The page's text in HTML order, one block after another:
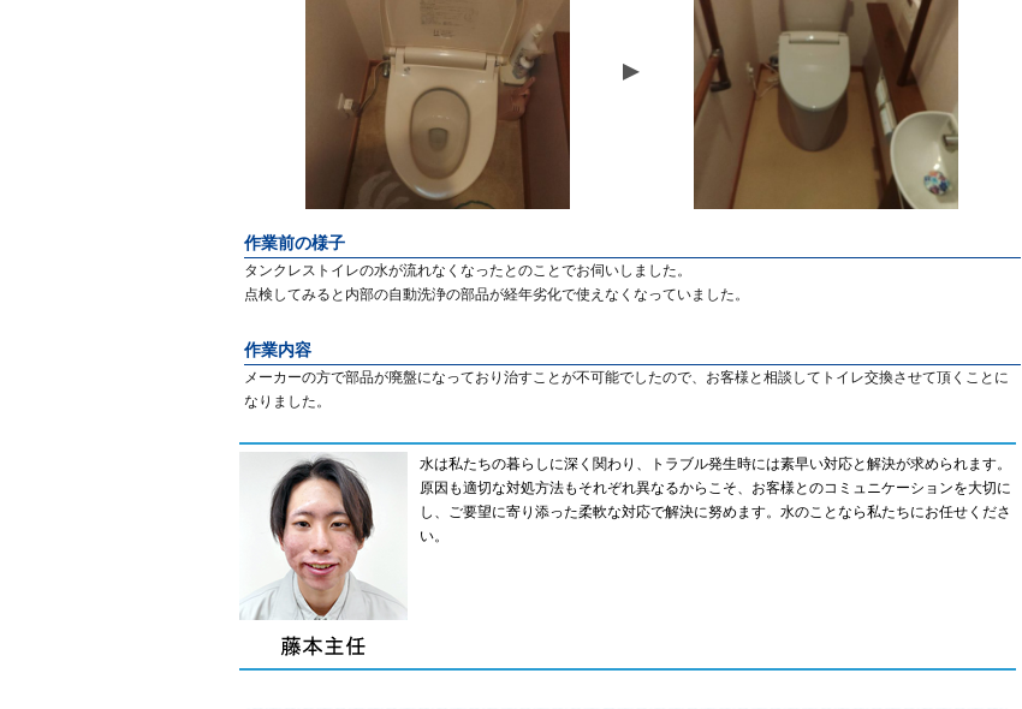
作業前の様子
タンクレストイレの水が流れなくなったとのことでお伺いしました。
点検してみると内部の自動洗浄の部品が経年劣化で使えなくなっていました。
作業内容
メーカーの方で部品が廃盤になっており治すことが不可能でしたので、お客様と相談してトイレ交換させて頂くことに
なりました。
水は私たちの暮らしに深く関わり、トラブル発生時には素早い対応と解決が求められます。
原因も適切な対処方法もそれぞれ異なるからこそ、お客様とのコミュニケーションを大切に
し、ご要望に寄り添った柔軟な対応で解決に努めます。水のことなら私たちにお任せくださ
い。